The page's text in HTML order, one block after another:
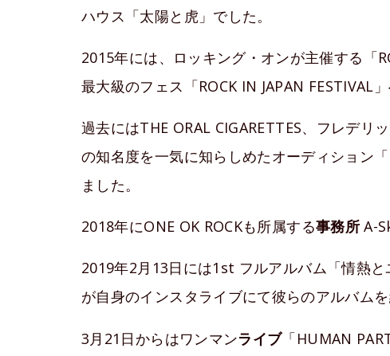
ハウス「太陽と虎」でした。
2015年には、ロッキング・オンが主催する「
最大級のフェス「ROCK IN JAPAN FESTIVAL
過去にはTHE ORAL CIGARETTES、フレデリ
の知名度を一気に知らしめたオーディション
ました。
2018年にONE OK ROCKも所属する事務所 A-
2019年2月13日には1st フルアルバム「情熱
が自身のインスタライブにて彼らのアルバム
3月21日からはワンマンライブ「HUMAN